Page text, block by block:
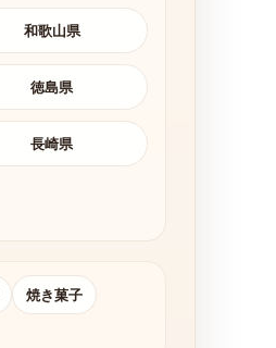
和歌山県
徳島県
長崎県
焼き菓子